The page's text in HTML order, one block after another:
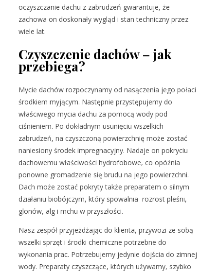
oczyszczanie dachu z zabrudzeń gwarantuje, że
zachowa on doskonały wygląd i stan techniczny przez
wiele lat.
Czyszczenie dachów – jak
przebiega?
Mycie dachów rozpoczynamy od nasączenia jego połaci
środkiem myjącym. Następnie przystępujemy do
właściwego mycia dachu za pomocą wody pod
ciśnieniem. Po dokładnym usunięciu wszelkich
zabrudzeń, na czyszczoną powierzchnię może zostać
naniesiony środek impregnacyjny. Nadaje on pokryciu
dachowemu właściwości hydrofobowe, co opóźnia
ponowne gromadzenie się brudu na jego powierzchni.
Dach może zostać pokryty także preparatem o silnym
działaniu biobójczym, który spowalnia rozrost pleśni,
glonów, alg i mchu w przyszłości.
Nasz zespół przyjeżdżając do klienta, przywozi ze sobą
wszelki sprzęt i środki chemiczne potrzebne do
wykonania prac. Potrzebujemy jedynie dojścia do zimnej
wody. Preparaty czyszczące, których używamy, szybko